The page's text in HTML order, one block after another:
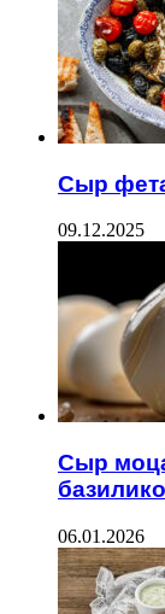
Сыр
09.12.2025
Сыр
06.01.2026